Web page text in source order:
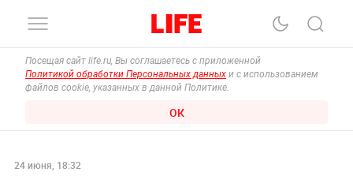
Посещая сайт life.ru, Вы соглашаетесь с приложенной
Политикой обработки Персональных данных и с использованием
файлов cookie, указанных в данной Политике.
ОК
24 июня, 18:32